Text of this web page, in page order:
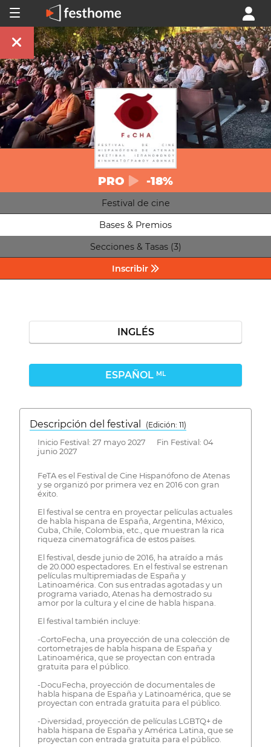
PRO -18%
Festival de cine
Bases & Premios
Secciones & Tasas (3)
Inscribir
INGLÉS
ESPAÑOL ML
Descripción del festival
( Edición: 11)
Inicio Festival: 27 mayo 2027 Fin Festival: 04
junio 2027
FeTA es el Festival de Cine Hispanófono de Atenas
y se organizó por primera vez en 2016 con gran
éxito.
El festival se centra en proyectar películas actuales
de habla hispana de España, Argentina, México,
Cuba, Chile, Colombia, etc., que muestran la rica
riqueza cinematográfica de estos países.
El festival, desde junio de 2016, ha atraído a más
de 20.000 espectadores. En el festival se estrenan
películas multipremiadas de España y
Latinoamérica. Con sus entradas agotadas y un
programa variado, Atenas ha demostrado su
amor por la cultura y el cine de habla hispana.
El festival también incluye:
-CortoFecha, una proyección de una colección de
cortometrajes de habla hispana de España y
Latinoamérica, que se proyectan con entrada
gratuita para el público.
-DocuFecha, proyección de documentales de
habla hispana de España y Latinoamérica, que se
proyectan con entrada gratuita para el público.
-Diversidad, proyección de películas LGBTQ+ de
habla hispana de España y América Latina, que se
proyectan con entrada gratuita para el público.